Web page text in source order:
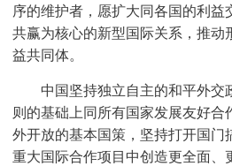
序的维护者，愿扩大同各国的利益
共赢为核心的新型国际关系，推动
益共同体。
中国坚持独立自主的和平外交
则的基础上同所有国家发展友好合
外开放的基本国策，坚持打开国门
重大国际合作项目中创造更全面、